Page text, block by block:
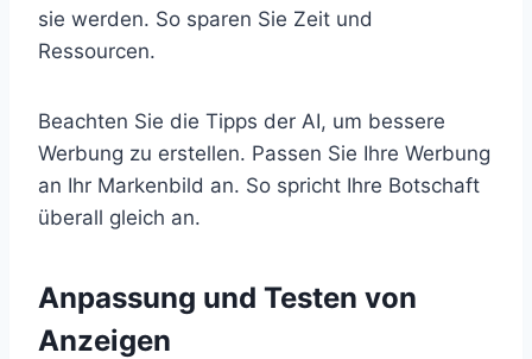
sie werden. So sparen Sie Zeit und
Ressourcen.
Beachten Sie die Tipps der AI, um bessere
Werbung zu erstellen. Passen Sie Ihre Werbung
an Ihr Markenbild an. So spricht Ihre Botschaft
überall gleich an.
Anpassung und Testen von
Anzeigen